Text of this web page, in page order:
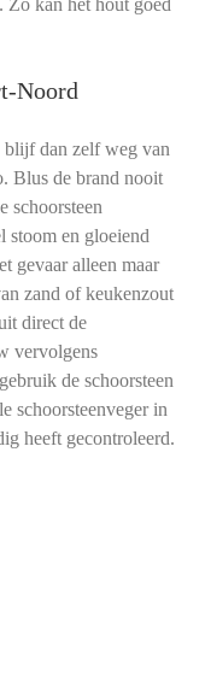
Noord
blijf dan zelf weg van
Blus de brand nooit
schoorsteen
stoom en gloeiend
gevaar alleen maar
zand of keukenzout
direct de
vervolgens
de schoorsteen
schoorsteenveger in
heeft gecontroleerd.